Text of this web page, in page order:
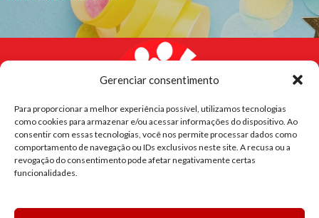
Gerenciar consentimento
Para proporcionar a melhor experiência possível, utilizamos tecnologias
como cookies para armazenar e/ou acessar informações do dispositivo. Ao
consentir com essas tecnologias, você nos permite processar dados como
comportamento de navegação ou IDs exclusivos neste site. A recusa ou a
revogação do consentimento pode afetar negativamente certas
funcionalidades.
CONTACTOS